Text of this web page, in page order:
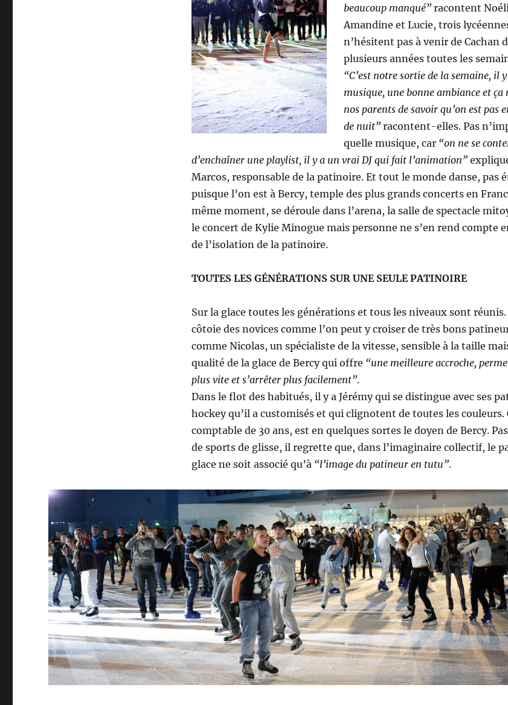
beaucoup manqué”racontent
Amandine et Lucie, trois
n’hésitent pas à venir de Cachan
plusieurs années toutes les
“C’est notre sortie de la semaine, il
musique, une bonne ambiance et ça
nos parents de savoir qu’on est pas
de nuit”racontent-elles. Pas
quelle musique, car “on ne se
d’enchaîner une playlist, il y a un vrai DJ qui fait l’animation”
Marcos, responsable de la patinoire. Et tout le monde danse, pas
puisque l’on est à Bercy, temple des plus grands concerts en
même moment, se déroule dans l’arena, la salle de spectacle
le concert de Kylie Minogue mais personne ne s’en rend compte
de l’isolation de la patinoire.
TOUTES LES GÉNÉRATIONS SUR UNE SEULE PATINOIRE
Sur la glace toutes les générations et tous les niveaux sont réunis.
côtoie des novices comme l’on peut y croiser de très bons
comme Nicolas, un spécialiste de la vitesse, sensible à la taille
qualité de la glace de Bercy qui offre “une meilleure accroche,
plus vite et s’arrêter plus facilement”.
Dans le flot des habitués, il y a Jérémy qui se distingue avec ses
hockey qu’il a customisés et qui clignotent de toutes les couleurs.
comptable de 30 ans, est en quelques sortes le doyen de Bercy.
de sports de glisse, il regrette que, dans l’imaginaire collectif, le
glace ne soit associé qu’à “l’image du patineur en tutu”.